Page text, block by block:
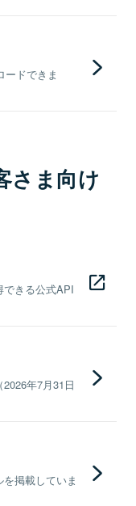
ードできま
さま向け
できる公式API
年7月31日
掲載していま